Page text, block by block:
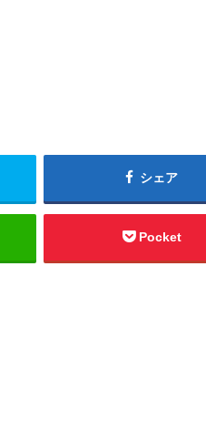
シェア
Pocket